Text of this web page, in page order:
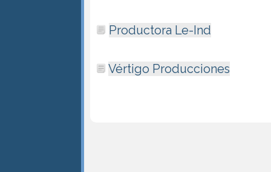
Productora Le-Ind
Vértigo Producciones